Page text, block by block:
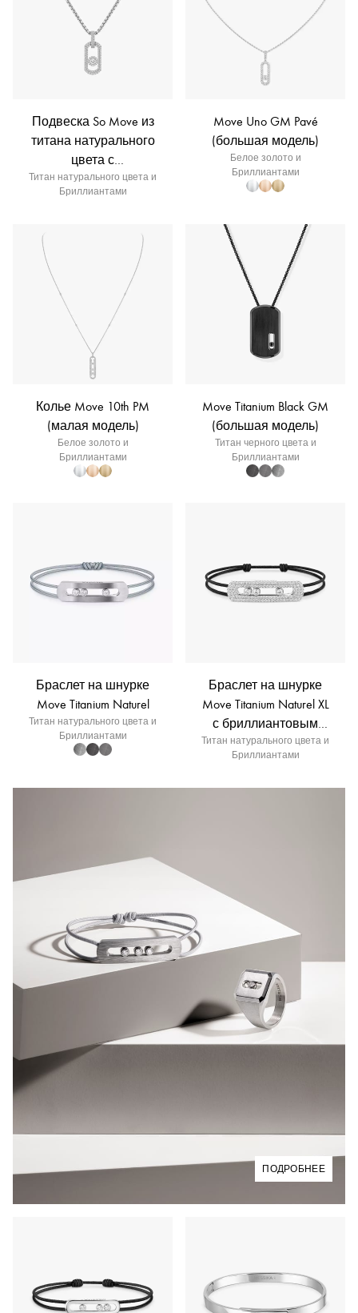
Подвеска So Move из
титана натурального
цвета с
бриллиантовым паве
Титан натурального цвета и
Бриллиантами
Move Uno GM Pavé
(большая модель)
Белое золото и
Бриллиантами
Колье Move 10th PM
(малая модель)
Белое золото и
Бриллиантами
Move Titanium Black GM
(большая модель)
Титан черного цвета и
Бриллиантами
Браслет на шнурке
Move Titanium Naturel
Титан натурального цвета и
Бриллиантами
Браслет на шнурке
Move Titanium Naturel XL
с бриллиантовым
паве
Титан натурального цвета и
Бриллиантами
ПОДРОБНЕЕ